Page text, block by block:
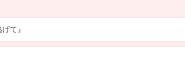
て』